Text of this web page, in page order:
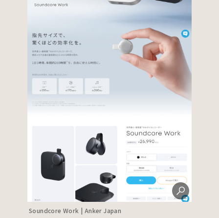
Soundcore Work | Anker Japan